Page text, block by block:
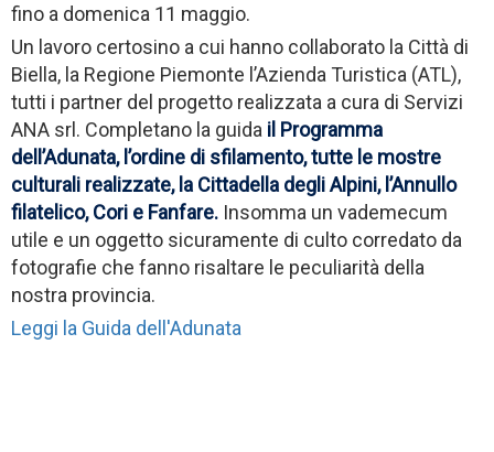
fino a domenica 11 maggio.
Un lavoro certosino a cui hanno collaborato la Città di
Biella, la Regione Piemonte l’Azienda Turistica (ATL),
tutti i partner del progetto realizzata a cura di Servizi
ANA srl. Completano la guida il Programma
dell’Adunata, l’ordine di sfilamento, tutte le mostre
culturali realizzate, la Cittadella degli Alpini, l’Annullo
filatelico, Cori e Fanfare. Insomma un vademecum
utile e un oggetto sicuramente di culto corredato da
fotografie che fanno risaltare le peculiarità della
nostra provincia.
Leggi la Guida dell'Adunata